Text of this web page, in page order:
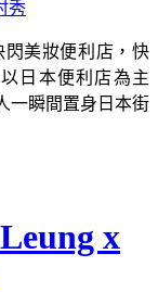
閃美妝便利店，快
日本便利店為主
一瞬間置身日本街
x